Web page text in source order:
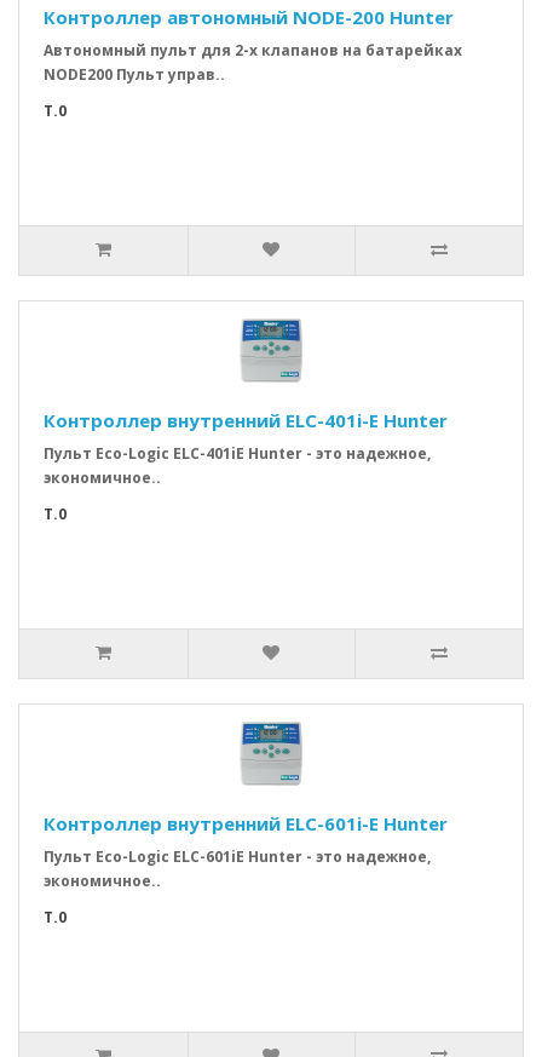
Контроллер автономный NODE-200 Hunter
Автономный пульт для 2-х клапанов на батарейках
NODE200 Пульт управ..
T.0
Контроллер внутренний ELC-401i-E Hunter
Пульт Eco-Logic ELC-401iE Hunter - это надежное,
экономичное..
T.0
Контроллер внутренний ELC-601i-E Hunter
Пульт Eco-Logic ELC-601iE Hunter - это надежное,
экономичное..
T.0